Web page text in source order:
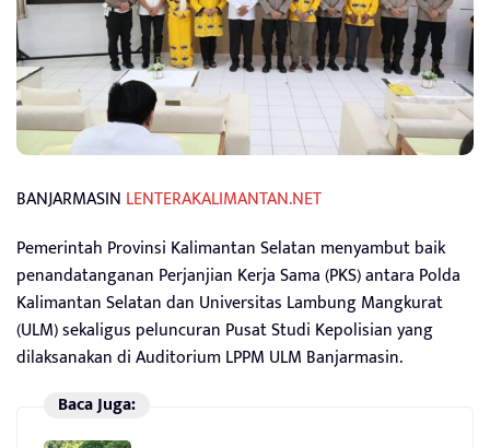
BANJARMASIN LENTERAKALIMANTAN.NET
Pemerintah Provinsi Kalimantan Selatan menyambut baik
penandatanganan Perjanjian Kerja Sama (PKS) antara Polda
Kalimantan Selatan dan Universitas Lambung Mangkurat
(ULM) sekaligus peluncuran Pusat Studi Kepolisian yang
dilaksanakan di Auditorium LPPM ULM Banjarmasin.
Baca Juga: